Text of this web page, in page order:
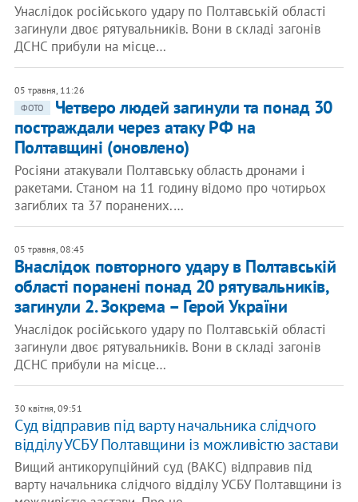
Унаслідок російського удару по Полтавській області
загинули двоє рятувальників. Вони в складі загонів
ДСНС прибули на місце…
05 травня, 11:26
ФОТО
Четверо людей загинули та понад 30
постраждали через атаку РФ на
Полтавщині (оновлено)
Росіяни атакували Полтавську область дронами і
ракетами. Станом на 11 годину відомо про чотирьох
загиблих та 37 поранених.…
05 травня, 08:45
Внаслідок повторного удару в Полтавській
області поранені понад 20 рятувальників,
загинули 2. Зокрема – Герой України
Унаслідок російського удару по Полтавській області
загинули двоє рятувальників. Вони в складі загонів
ДСНС прибули на місце…
30 квітня, 09:51
Суд відправив під варту начальника слідчого
відділу УСБУ Полтавщини із можливістю застави
Вищий антикорупційний суд (ВАКС) відправив під
варту начальника слідчого відділу УСБУ Полтавщини із